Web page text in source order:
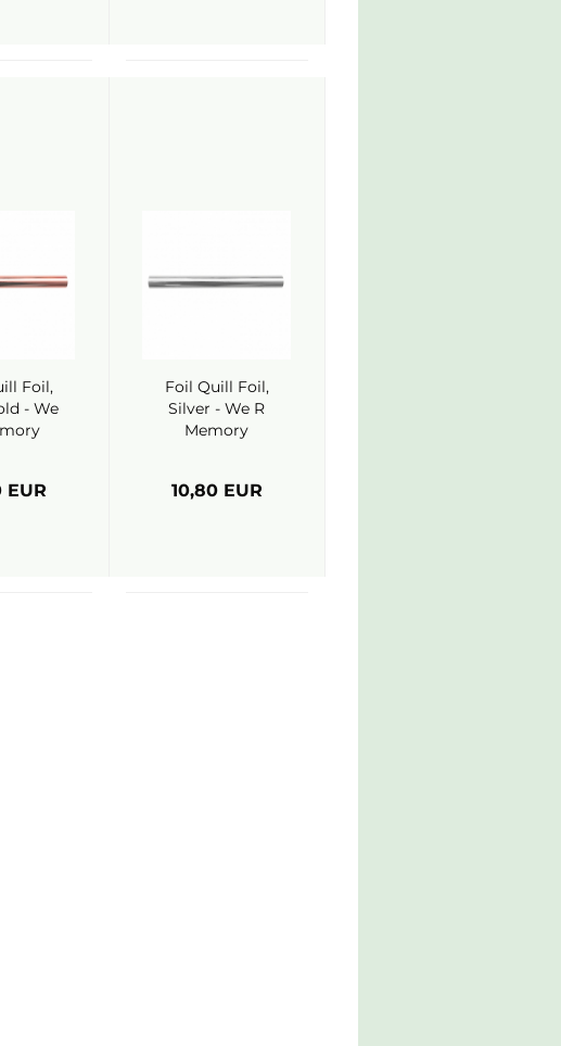
Foil,
- We
EUR
Foil Quill Foil,
Silver - We R
Memory
10,80 EUR